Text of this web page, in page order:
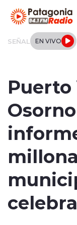
SEÑAL EN VIVO
Deportes
Puerto